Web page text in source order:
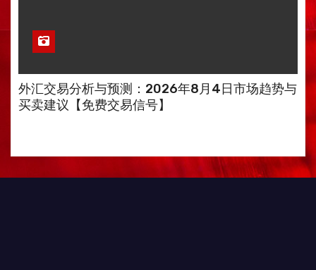
外汇交易分析与预测：2026年8月4日市场趋势与
买卖建议【免费交易信号】